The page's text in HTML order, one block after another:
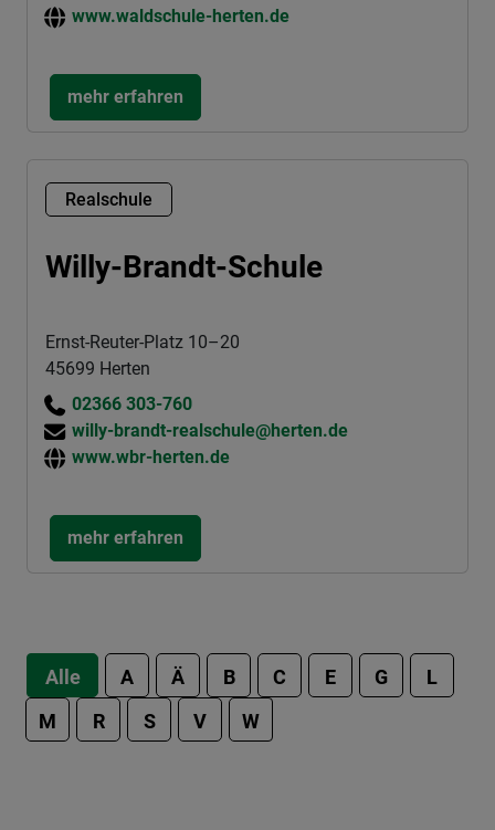
www.waldschule-herten.de
mehr erfahren
Realschule
Willy-Brandt-Schule
Ernst-Reuter-Platz 10–20
45699 Herten
02366 303-760
willy-brandt-realschule@herten.de
www.wbr-herten.de
mehr erfahren
Alle A Ä B C E G
L
M
R S V W